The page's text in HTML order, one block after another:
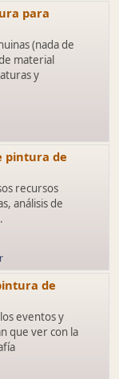
para
(nada de
material
y
pintura de
recursos
análisis de
de
eventos y
que ver con la